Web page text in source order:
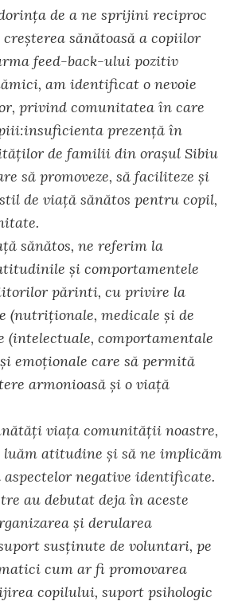
de a ne sprijini reciproc
sănătoasă a copiilor
feed-back-ului pozitiv
am identificat o nevoie
privind comunitatea în care
prezenţă în
de familii din oraşul Sibiu
să promoveze, să faciliteze şi
de viaţă sănătos pentru copil,
sănătos, ne referim la
şi comportamentele
părinti, cu privire la
(nutriţionale, medicale şi de
(intelectuale, comportamentale
emoţionale care să permită
armonioasă şi o viaţă
viaţa comunităţii noastre,
luăm atitudine şi să ne implicăm
aspectelor negative identificate.
au debutat deja în aceste
şi derularea
susţinute de voluntari, pe
cum ar fi promovarea
copilului, suport psihologic